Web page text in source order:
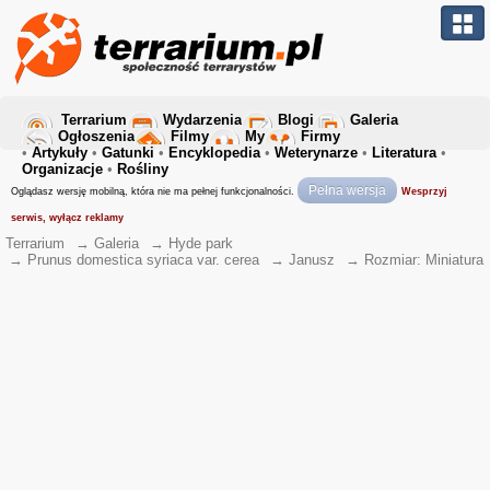
Terrarium Wydarzenia Blogi
Galeria
Ogłoszenia
Filmy My
Firmy
• Artykuły • Gatunki • Encyklopedia• Weterynarze • Literatura•
Organizacje • Rośliny
Oglądasz wersję mobilną, która nie ma pełnej funkcjonalności. Pełna wersja Wesprzyj
serwis, wyłącz reklamy
Terrarium → Galeria → Hyde park
→ Prunus domestica syriaca var. cerea → Janusz → Rozmiar: Miniatura